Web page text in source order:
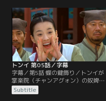
志と合流し、護送される頭と仲間た
ちを助ける作戦を練る。決行の日、
チョンスはトンイを都から逃がす手
はずを整え、決行場所に向かう
が…。
トンイ 第05話／字幕
字幕／第5話 蝶の鍵飾り／トンイが
掌楽院（チャンアグォン）の奴婢と
なって6年。トンイは父と兄を失う
こととなった事件の鍵を握る蝶の鍵
Subtitle